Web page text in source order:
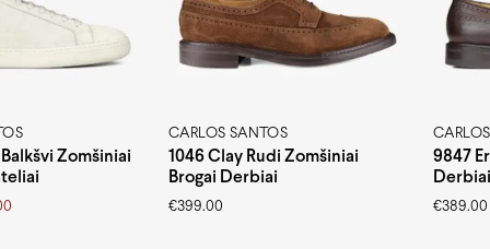
Zomšiniai
CARLOS SANTOS
1046 Clay Rudi Zomšiniai
Brogai Derbiai
€399.00
9847
Derbiai
€389.00